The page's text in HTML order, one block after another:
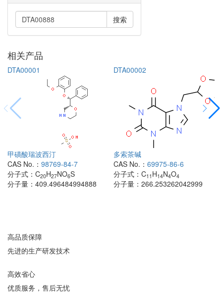
搜索
相关产品
DTA00001
甲磺酸瑞波西汀
CAS No.： 98769-84-7
分子式： C20H27NO6S
分子量： 409.496484994888
DTA00002
多索茶碱
CAS No.： 69975-86-6
分子式： C11 H14N4O4
分子量： 266.253262042999
高品质保障
先进的生产研发技术
高效省心
优质服务，售后无忧